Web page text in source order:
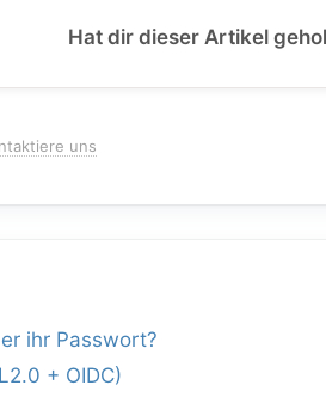
Hat dir dieser Artikel
uns
ihr Passwort?
+ OIDC)